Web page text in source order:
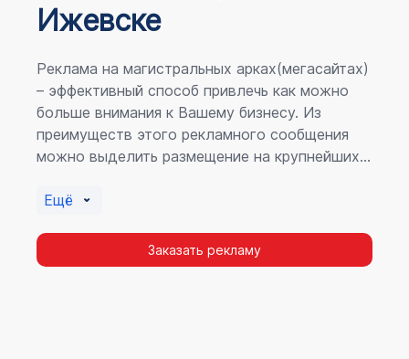
Ижевске
Реклама на магистральных арках(мегасайтах)
– эффективный способ привлечь как можно
больше внимания к Вашему бизнесу. Из
преимуществ этого рекламного сообщения
можно выделить размещение на крупнейших
пешеходному потоку расположение в прямой
повторных контактов.
Ещё
Заказать рекламу